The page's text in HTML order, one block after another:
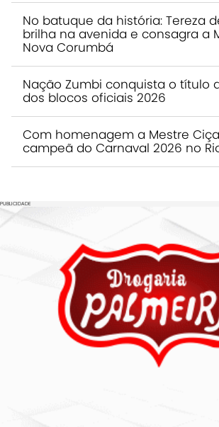
No batuque da história: Tereza
brilha na avenida e consagra a
Nova Corumbá
Nação Zumbi conquista o título
dos blocos oficiais 2026
Com homenagem a Mestre
campeã do Carnaval 2026 no
PUBLICIDADE